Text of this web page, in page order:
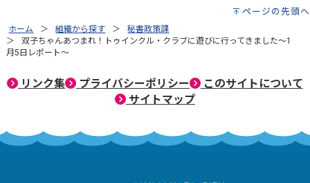
ページの先頭へ
ホーム 組織から探す
秘書政策課
双子ちゃんあつまれ！トゥインクル・クラブに遊びに行ってきました～1
月5日レポート～
リンク集 プライバシーポリシー
このサイトについて
サイトマップ